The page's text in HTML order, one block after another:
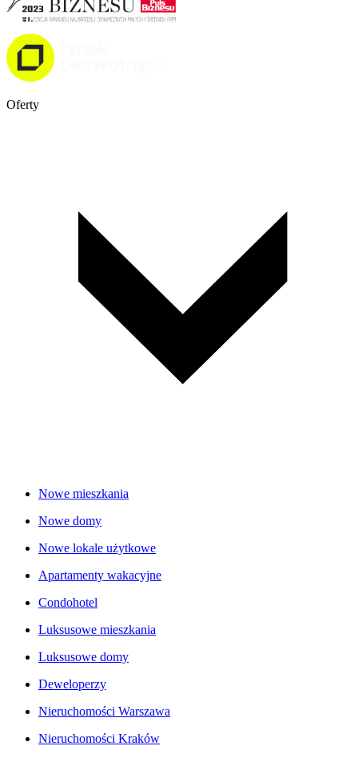
Oferty
Nowe mieszkania
Nowe domy
Nowe lokale użytkowe
Apartamenty wakacyjne
Condohotel
Luksusowe mieszkania
Luksusowe domy
Deweloperzy
Nieruchomości Warszawa
Nieruchomości Kraków